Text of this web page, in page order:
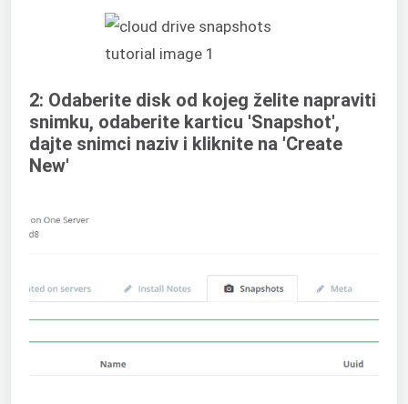
2: Odaberite disk od kojeg želite napraviti
snimku, odaberite karticu 'Snapshot',
dajte snimci naziv i kliknite na 'Create
New'